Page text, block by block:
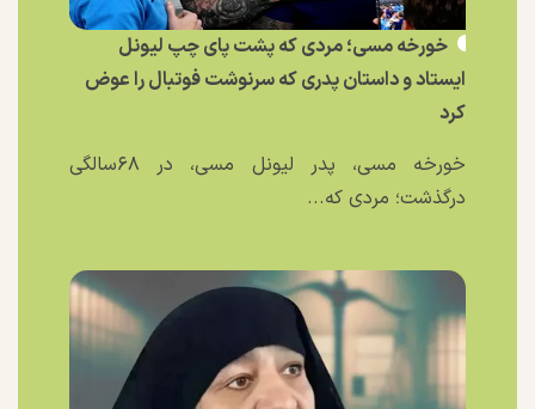
خورخه مسی؛ مردی که پشت پای چپ لیونل
ایستاد و داستان پدری که سرنوشت فوتبال را عوض
کرد
خورخه مسی، پدر لیونل مسی، در ۶۸سالگی
درگذشت؛ مردی که...